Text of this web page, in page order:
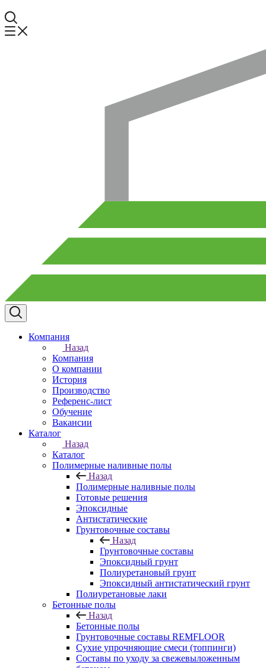
Компания
Назад
Компания
О компании
История
Производство
Референс-лист
Обучение
Вакансии
Каталог
Назад
Каталог
Полимерные наливные полы
Назад
Полимерные наливные полы
Готовые решения
Эпоксидные
Антистатические
Грунтовочные составы
Назад
Грунтовочные составы
Эпоксидный грунт
Полиуретановый грунт
Эпоксидный антистатический грунт
Полиуретановые лаки
Бетонные полы
Назад
Бетонные полы
Грунтовочные составы REMFLOOR
Сухие упрочняющие смеси (топпинги)
Составы по уходу за свежевыложенным